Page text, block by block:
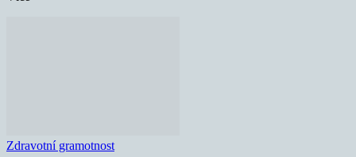
Zdravotní gramotnost